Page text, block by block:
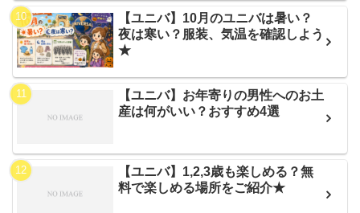
【ユニバ】10月のユニバは暑い？
夜は寒い？服装、気温を確認しよう
★
【ユニバ】お年寄りの男性へのお土
産は何がいい？おすすめ4選
【ユニバ】1,2,3歳も楽しめる？無
料で楽しめる場所をご紹介★